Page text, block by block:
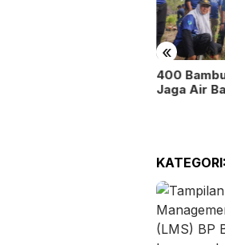
«
400
Jaga Air
KATEGORI: